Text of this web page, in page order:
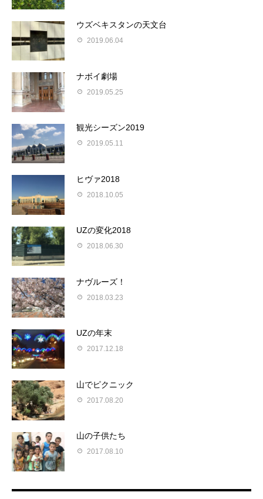
ウズベキスタンの天文台
2019.06.04
ナボイ劇場
2019.05.25
観光シーズン2019
2019.05.11
ヒヴァ2018
2018.10.05
UZの変化2018
2018.06.30
ナヴルーズ！
2018.03.23
UZの年末
2017.12.18
山でピクニック
2017.08.20
山の子供たち
2017.08.10